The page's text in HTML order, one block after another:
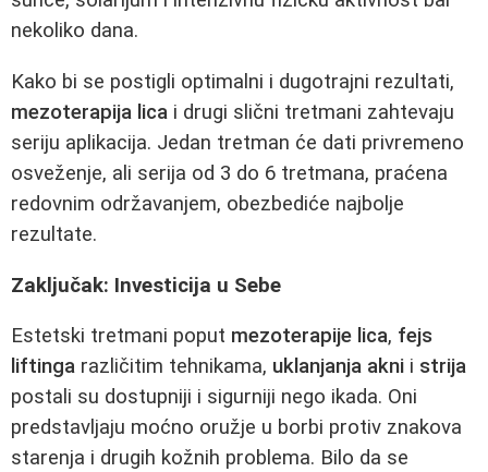
nekoliko dana.
Kako bi se postigli optimalni i dugotrajni rezultati,
mezoterapija lica i drugi slični tretmani zahtevaju
seriju aplikacija. Jedan tretman će dati privremeno
osveženje, ali serija od 3 do 6 tretmana, praćena
redovnim održavanjem, obezbediće najbolje
rezultate.
Zaključak: Investicija u Sebe
Estetski tretmani poput mezoterapije lica, fejs
liftinga različitim tehnikama, uklanjanja akni i strija
postali su dostupniji i sigurniji nego ikada. Oni
predstavljaju moćno oružje u borbi protiv znakova
starenja i drugih kožnih problema. Bilo da se